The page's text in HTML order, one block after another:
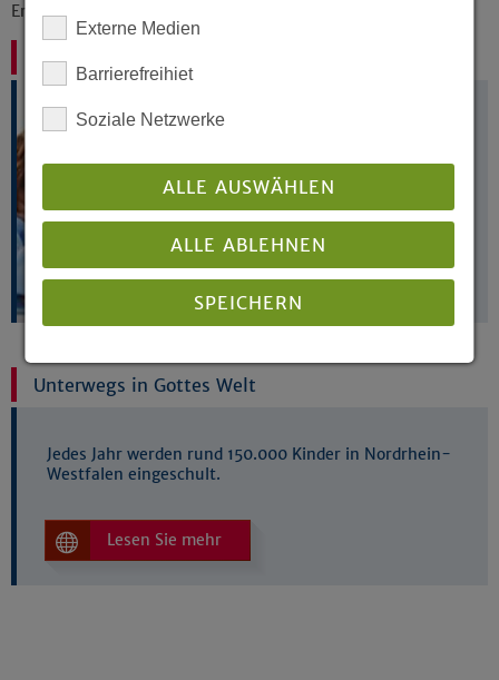
Erfahrung und Gewicht.
Schulen der EKvW
Unterwegs in Gottes Welt
Jedes Jahr werden rund 150.000 Kinder in Nordrhein-
Westfalen eingeschult.
Lesen Sie mehr
Externe Medien
Barrierefreihiet
Soziale Netzwerke
ALLE AUSWÄHLEN
ALLE ABLEHNEN
SPEICHERN
Details anzeigen